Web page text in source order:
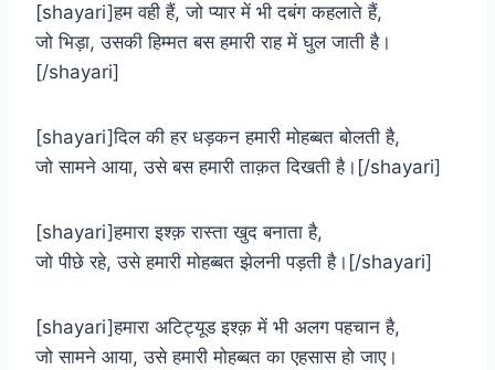
[shayari]हम वही हैं, जो प्यार में भी दबंग कहलाते हैं,
जो भिड़ा, उसकी हिम्मत बस हमारी राह में घुल जाती है।
[/shayari]
[shayari]दिल की हर धड़कन हमारी मोहब्बत बोलती है,
जो सामने आया, उसे बस हमारी ताक़त दिखती है।[/shayari]
[shayari]हमारा इश्क़ रास्ता खुद बनाता है,
जो पीछे रहे, उसे हमारी मोहब्बत झेलनी पड़ती है।[/shayari]
[shayari]हमारा अटिट्यूड इश्क़ में भी अलग पहचान है,
जो सामने आया, उसे हमारी मोहब्बत का एहसास हो जाए।